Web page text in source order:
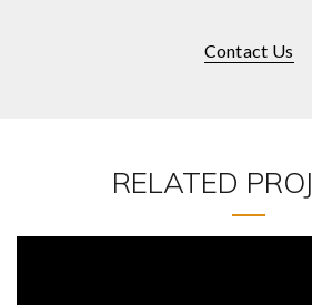
Contact Us
RELATED